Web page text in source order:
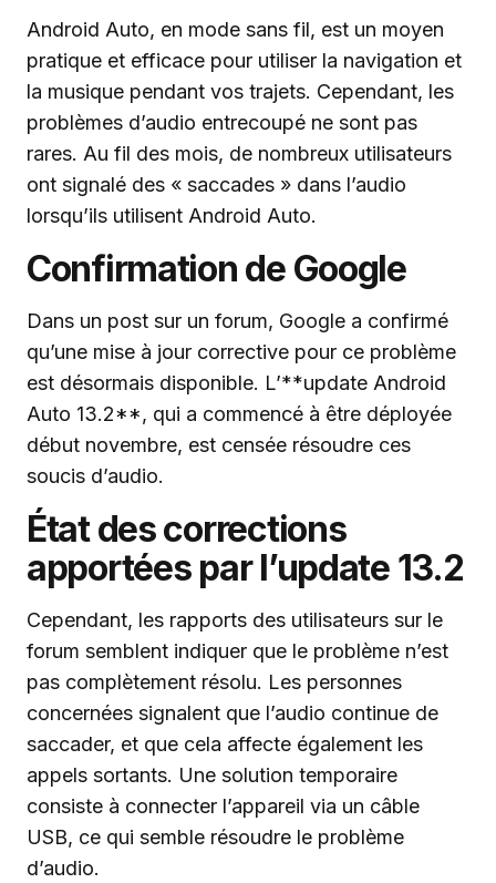
Android Auto, en mode sans fil, est un moyen
pratique et efficace pour utiliser la navigation et
la musique pendant vos trajets. Cependant, les
problèmes d’audio entrecoupé ne sont pas
rares. Au fil des mois, de nombreux utilisateurs
ont signalé des « saccades » dans l’audio
lorsqu’ils utilisent Android Auto.
Confirmation de Google
Dans un post sur un forum, Google a confirmé
qu’une mise à jour corrective pour ce problème
est désormais disponible. L’**update Android
Auto 13.2**, qui a commencé à être déployée
début novembre, est censée résoudre ces
soucis d’audio.
État des corrections
apportées par l’update 13.2
Cependant, les rapports des utilisateurs sur le
forum semblent indiquer que le problème n’est
pas complètement résolu. Les personnes
concernées signalent que l’audio continue de
saccader, et que cela affecte également les
appels sortants. Une solution temporaire
consiste à connecter l’appareil via un câble
USB, ce qui semble résoudre le problème
d’audio.